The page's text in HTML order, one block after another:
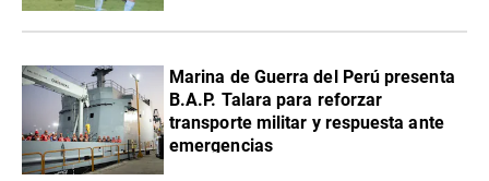
Marina de Guerra del Perú presenta
B.A.P. Talara para reforzar
transporte militar y respuesta ante
emergencias